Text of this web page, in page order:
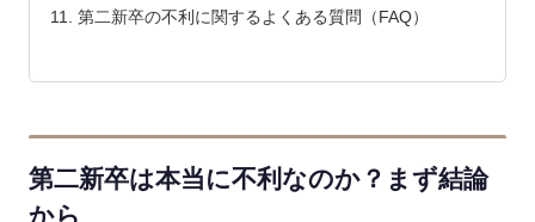
第二新卒の不利に関するよくある質問（FAQ）
第二新卒は本当に不利なのか？まず結論
から